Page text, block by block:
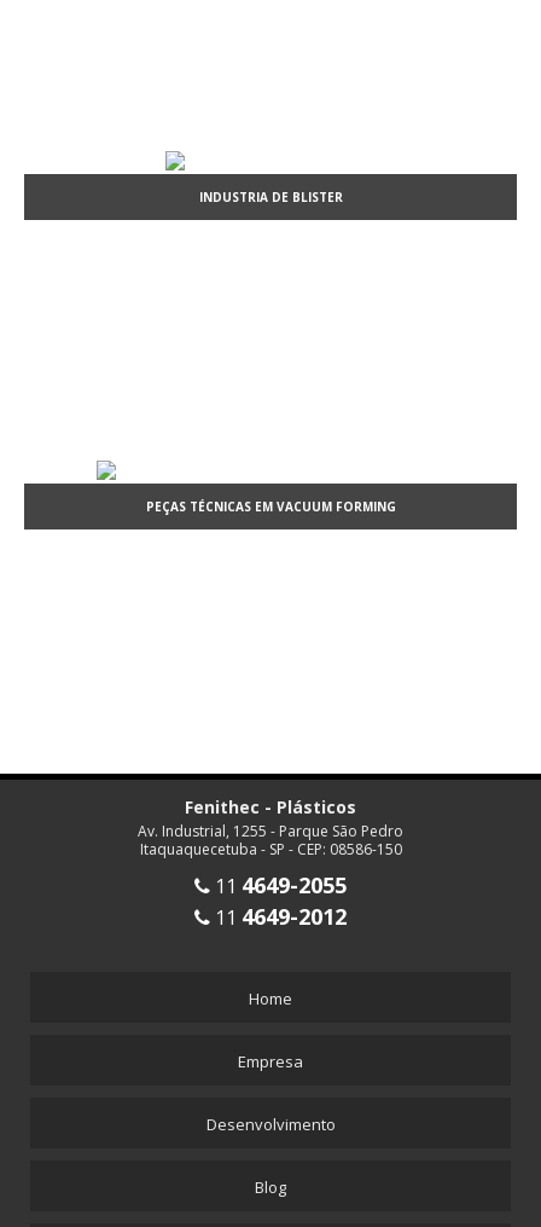
INDUSTRIA DE BLISTER
PEÇAS TÉCNICAS EM VACUUM FORMING
Fenithec - Plásticos
Av. Industrial, 1255 - Parque São Pedro
Itaquaquecetuba - SP - CEP: 08586-150
11 4649-2055
11 4649-2012
Home
Empresa
Desenvolvimento
Blog